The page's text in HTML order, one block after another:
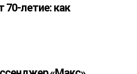
70-летие: как